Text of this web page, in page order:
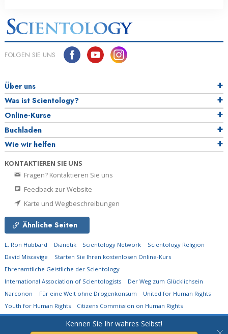
Kennen Sie Ihr wahres Selbst!
FOLGEN SIE UNS
Über uns
Was ist Scientology?
Online-Kurse
Buchladen
Wie wir helfen
KONTAKTIEREN SIE UNS
Fragen? Kontaktieren Sie uns
Feedback zur Website
Karte und Wegbeschreibungen
Ähnliche Seiten
L. Ron Hubbard Dianetik Scientology Network
Scientology Religion
David Miscavige
Starten Sie Ihren kostenlosen Online-Kurs
Ehrenamtliche Geistliche der Scientology
International Association of Scientologists
Der Weg zum Glücklichsein
Narconon
Für eine Welt ohne Drogenkonsum
United for Human Rights
Youth for Human Rights
Citizens Commission on Human Rights
Church of Scientology Flag Ship Service Organization.
vorbehalten.Datenschutzerklärung•Cookie-Erklärung•Nutzungsbedingungen